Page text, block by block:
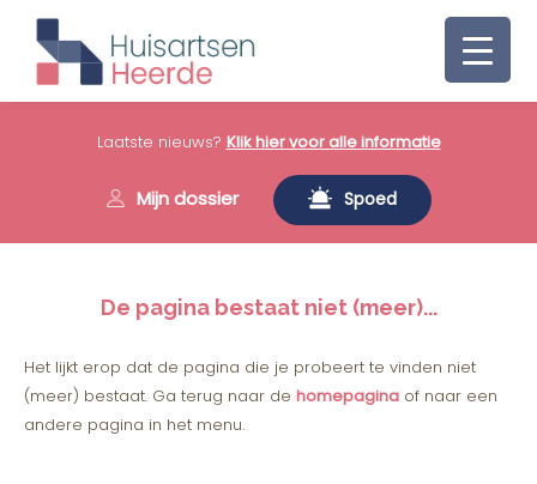
Laatste nieuws? Klik hier voor alle informatie
Mijn dossier Spoed
De pagina bestaat niet (meer)...
Het lijkt erop dat de pagina die je probeert te vinden niet
(meer) bestaat. Ga terug naar de homepagina of naar een
andere pagina in het menu.